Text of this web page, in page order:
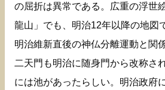
の屈折は異常である。広重の浮世
龍山」でも、明治12年以降の地図
明治維新直後の神仏分離運動と関
二天門も明治に随身門から改称さ
には池があったらしい。明治政府